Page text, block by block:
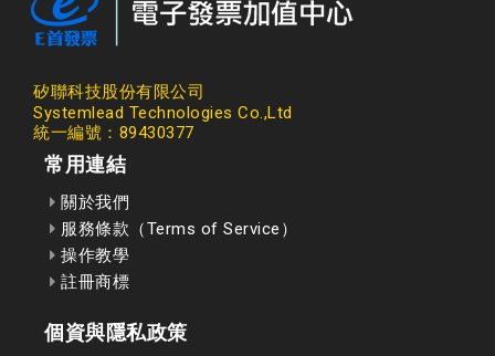
矽聯科技股份有限公司
Systemlead Technologies Co.,Ltd
統一編號：89430377
常用連結
關於我們
服務條款（Terms of Service）
操作教學
註冊商標
個資與隱私政策